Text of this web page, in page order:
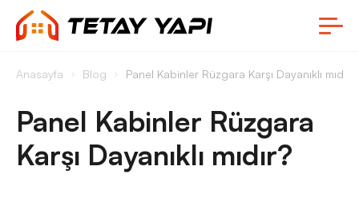
Anasayfa Blog Panel Kabinler Rüzgara Karşı Dayanıklı mıdır?
Panel Kabinler Rüzgara
Karşı Dayanıklı mıdır?